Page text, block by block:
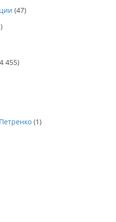
(47)
455)
(1)